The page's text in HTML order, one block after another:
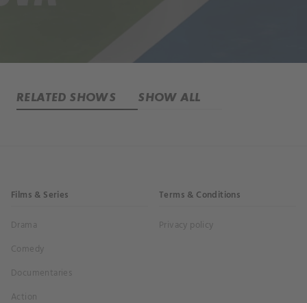
RELATED SHOWS SHOW ALL
Films & Series
Drama
Comedy
Documentaries
Action
Terms & Conditions
Privacy policy